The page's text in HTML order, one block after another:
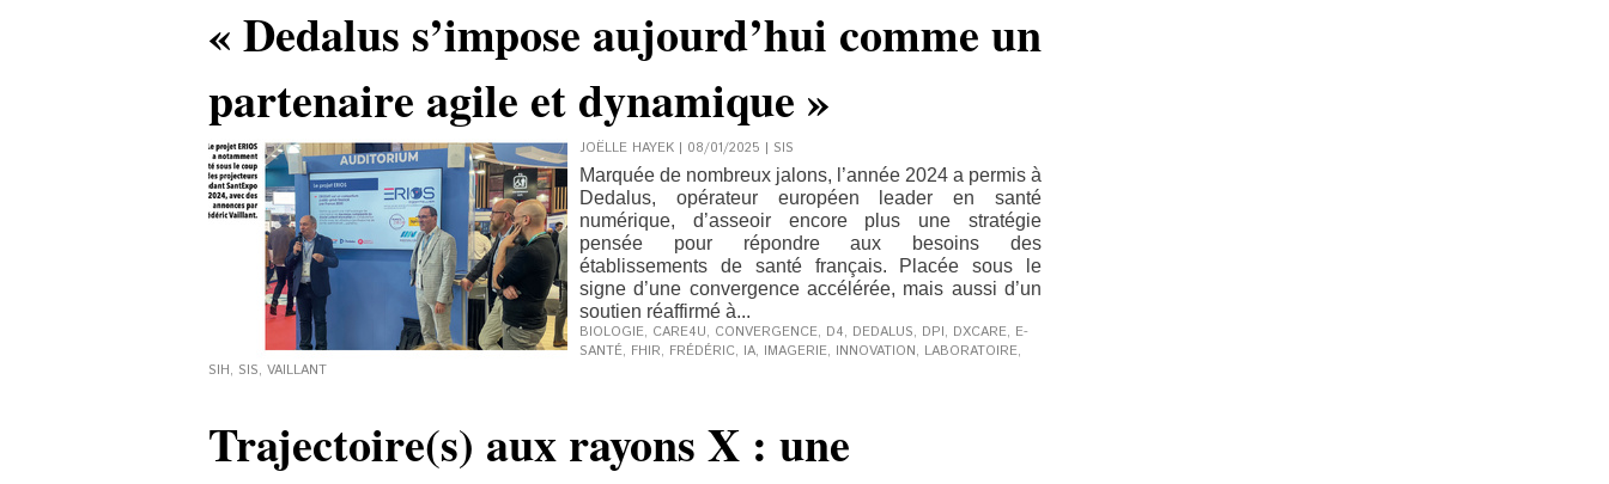
« Dedalus s’impose aujourd’hui comme un
partenaire agile et dynamique »
JOËLLE HAYEK | 08/01/2025 | SIS
Marquée de nombreux jalons, l’année 2024 a permis à
Dedalus, opérateur européen leader en santé
numérique, d’asseoir encore plus une stratégie
pensée pour répondre aux besoins des
établissements de santé français. Placée sous le
signe d’une convergence accélérée, mais aussi d’un
soutien réaffirmé à...
BIOLOGIE, CARE4U, CONVERGENCE, D4, DEDALUS, DPI, DXCARE, E-
SANTÉ, FHIR, FRÉDÉRIC, IA, IMAGERIE, INNOVATION, LABORATOIRE,
SIH, SIS, VAILLANT
Trajectoire(s) aux rayons X : une